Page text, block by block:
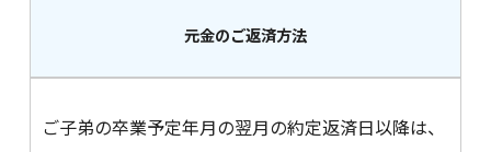
元金のご返済方法
ご子弟の卒業予定年月の翌月の約定返済日以降は、